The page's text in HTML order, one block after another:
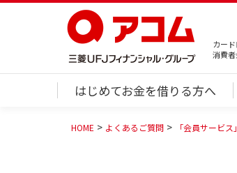
カー
消費
はじめてお金を借りる方へ
HOME よくあるご質問 「会員サービ